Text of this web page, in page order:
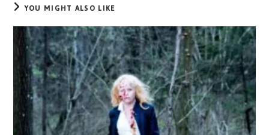
YOU MIGHT ALSO LIKE